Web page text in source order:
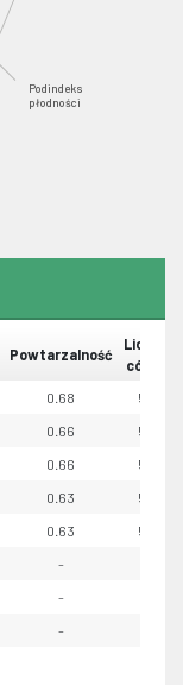
Podindeks
płodności
Powtarzalność
Liczba
córek
0.68 55
0.66 54
0.66 54
0.63 54
0.63 54
-
-
-